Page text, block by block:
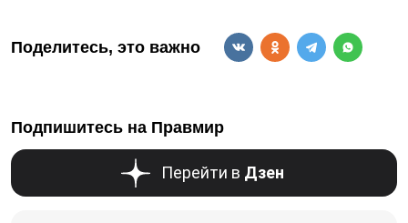
Поделитесь, это важно
Подпишитесь на Правмир
Перейти в Дзен